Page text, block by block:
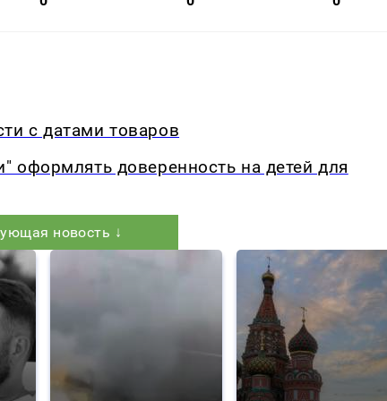
с датами товаров
оформлять доверенность на детей для
новость ↓